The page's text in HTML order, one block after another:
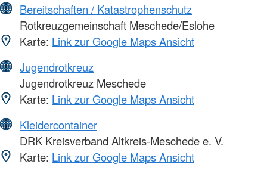
Bereitschaften / Katastrophenschutz
Rotkreuzgemeinschaft Meschede/Eslohe
Karte: Link zur Google Maps Ansicht
Jugendrotkreuz
Jugendrotkreuz Meschede
Karte: Link zur Google Maps Ansicht
Kleidercontainer
DRK Kreisverband Altkreis-Meschede e. V.
Karte: Link zur Google Maps Ansicht